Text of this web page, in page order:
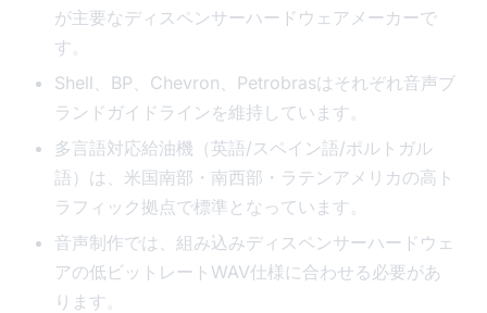
が主要なディスペンサーハードウェアメーカーで
す。
Shell、BP、Chevron、Petrobrasはそれぞれ音声ブ
ランドガイドラインを維持しています。
多言語対応給油機（英語/スペイン語/ポルトガル
語）は、米国南部・南西部・ラテンアメリカの高ト
ラフィック拠点で標準となっています。
音声制作では、組み込みディスペンサーハードウェ
アの低ビットレートWAV仕様に合わせる必要があ
ります。